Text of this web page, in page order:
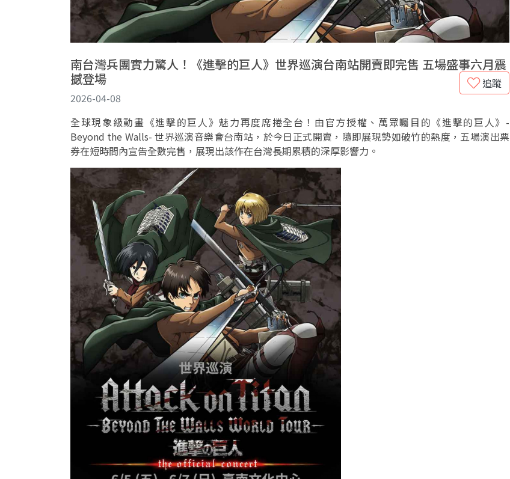
南台灣兵團實力驚人！《進擊的巨人》世界巡演台南站開賣即完售 五場盛事六月震
撼登場
追蹤
2026-04-08
全球現象級動畫《進擊的巨人》魅力再度席捲全台！由官方授權、萬眾矚目的《進擊的巨人》-
Beyond the Walls- 世界巡演音樂會台南站，於今日正式開賣，隨即展現勢如破竹的熱度，五場演出票
券在短時間內宣告全數完售，展現出該作在台灣長期累積的深厚影響力。